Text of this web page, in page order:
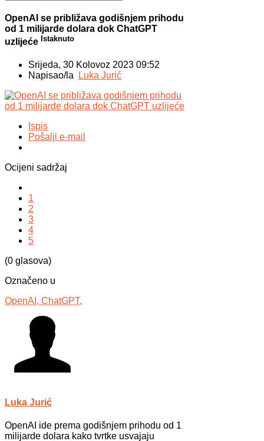
OpenAI se približava godišnjem prihodu
od 1 milijarde dolara dok ChatGPT
uzlijeće Istaknuto
Srijeda, 30 Kolovoz 2023 09:52
Napisao/la Luka Jurić
Ispis
Pošalji e-mail
Ocijeni sadržaj
1
2
3
4
5
(0 glasova)
Označeno u
OpenAI, ChatGPT,
Luka Jurić
OpenAI ide prema godišnjem prihodu od 1
milijarde dolara kako tvrtke usvajaju